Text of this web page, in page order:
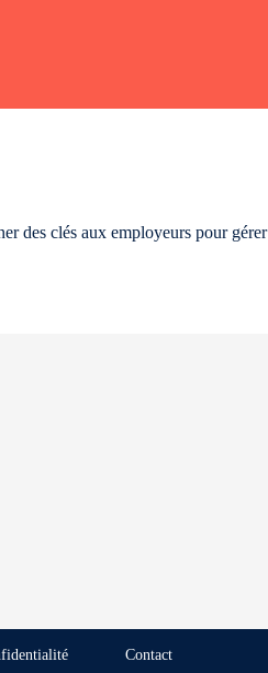
des clés aux employeurs pour gérer
Contact